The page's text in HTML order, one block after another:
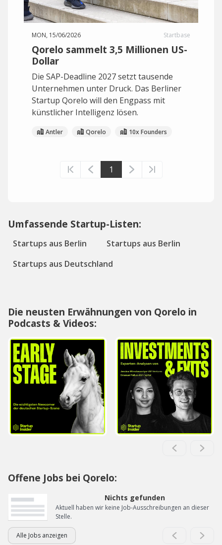
MON, 15/06/2026 Startbase
Qorelo sammelt 3,5 Millionen US-
Dollar
Die SAP-Deadline 2027 setzt tausende
Unternehmen unter Druck. Das Berliner
Startup Qorelo will den Engpass mit
künstlicher Intelligenz lösen.
Antler Qorelo 10x Founders
1
Umfassende Startup-Listen:
Startups aus Berlin
Startups aus Berlin
Startups aus Deutschland
Die neusten Erwähnungen von Qorelo in
Podcasts & Videos:
Offene Jobs bei Qorelo:
Nichts gefunden
Aktuell haben wir keine Job-Ausschreibungen an dieser
Stelle.
Alle Jobs anzeigen